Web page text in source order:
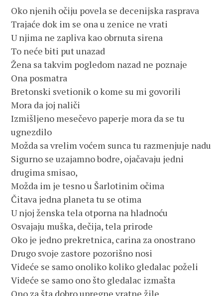
Oko njenih očiju povela se decenijska rasprava
Trajaće dok im se ona u zenice ne vrati
U njima ne zapliva kao obrnuta sirena
To neće biti put unazad
Žena sa takvim pogledom nazad ne poznaje
Ona posmatra
Bretonski svetionik o kome su mi govorili
Mora da joj naliči
Izmišljeno mesečevo paperje mora da se tu
ugnezdilo
Možda sa vrelim voćem sunca tu razmenjuje nadu
Sigurno se uzajamno bodre, ojačavaju jedni
drugima smisao,
Možda im je tesno u Šarlotinim očima
Čitava jedna planeta tu se otima
U njoj ženska tela otporna na hladnoću
Osvajaju muška, dečija, tela prirode
Oko je jedno prekretnica, carina za onostrano
Drugo svoje zastore pozorišno nosi
Videće se samo onoliko koliko gledalac poželi
Videće se samo ono što gledalac izmašta
Ono za šta dobro upregne vratne žile